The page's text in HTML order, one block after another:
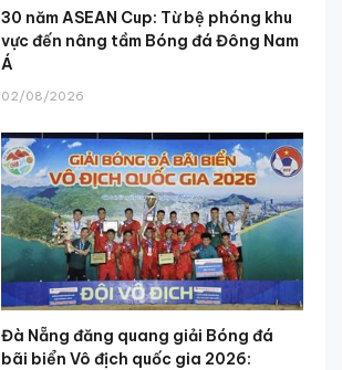
30 năm ASEAN Cup: Từ bệ phóng khu
vực đến nâng tầm Bóng đá Đông Nam
Á
02/08/2026
Đà Nẵng đăng quang giải Bóng đá
bãi biển Vô địch quốc gia 2026: